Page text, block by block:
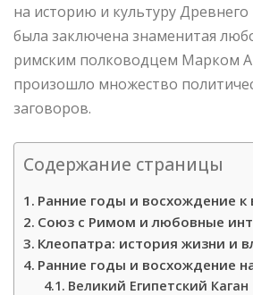
на историю и культуру Древнего
была заключена знаменитая
римским полководцем Марком
произошло множество
заговоров.
Содержание страницы
Ранние годы и восхождение к
Союз с Римом и любовные
Клеопатра: история жизни и
Ранние годы и восхождение
Великий Египетский Каган